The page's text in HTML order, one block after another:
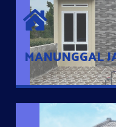
MANUNGGAL
Cluster Exclusive
mini dan memiliki
dengan pusat kota